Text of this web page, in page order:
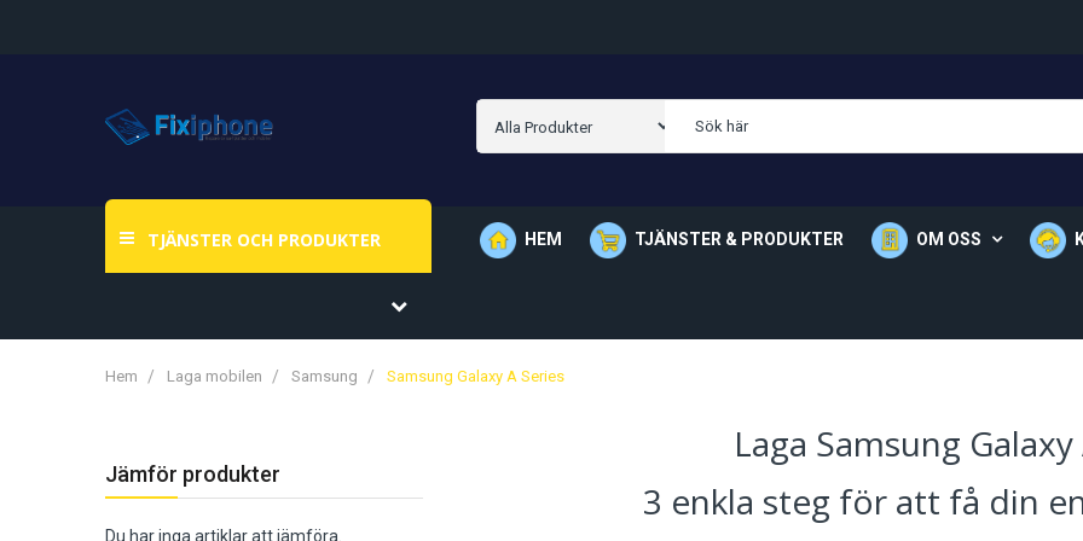
TJÄNSTER OCH PRODUKTER HEM TJÄNSTER & PRODUKTER OM OSS
Hem Laga mobilen Samsung Samsung Galaxy A Series
Jämför produkter
Du har inga artiklar att jämföra.
Laga Samsung
3 enkla steg för att få din